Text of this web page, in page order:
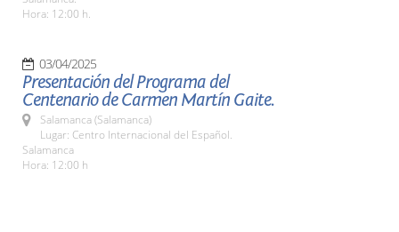
Hora: 12:00 h.
03/04/2025
Presentación del Programa del
Centenario de Carmen Martín Gaite.
Salamanca (Salamanca)
Lugar: Centro Internacional del Español.
Salamanca
Hora: 12:00 h